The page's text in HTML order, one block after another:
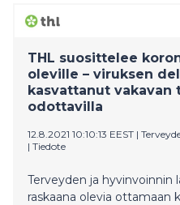
THL suosittelee
oleville – viruksen
kasvattanut vakavan
odottavilla
12.8.2021 10:10:13 EEST |
| Tiedote
Terveyden ja hyvinvoinnin
raskaana olevia ottamaan